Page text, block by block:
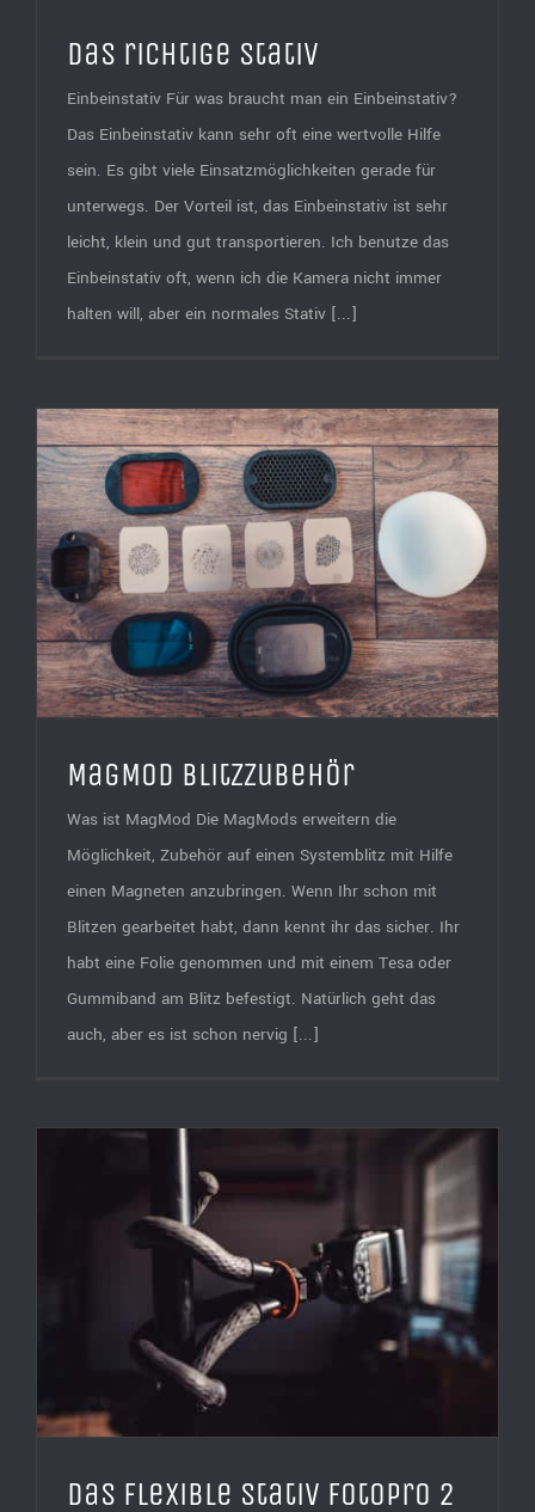
Das richtige Stativ
Einbeinstativ Für was braucht man ein Einbeinstativ?
Das Einbeinstativ kann sehr oft eine wertvolle Hilfe
sein. Es gibt viele Einsatzmöglichkeiten gerade für
unterwegs. Der Vorteil ist, das Einbeinstativ ist sehr
leicht, klein und gut transportieren. Ich benutze das
Einbeinstativ oft, wenn ich die Kamera nicht immer
halten will, aber ein normales Stativ [...]
MagMod Blitzzubehör
Was ist MagMod Die MagMods erweitern die
Möglichkeit, Zubehör auf einen Systemblitz mit Hilfe
einen Magneten anzubringen. Wenn Ihr schon mit
Blitzen gearbeitet habt, dann kennt ihr das sicher. Ihr
habt eine Folie genommen und mit einem Tesa oder
Gummiband am Blitz befestigt. Natürlich geht das
auch, aber es ist schon nervig [...]
Das flexible Stativ FotoPro 2